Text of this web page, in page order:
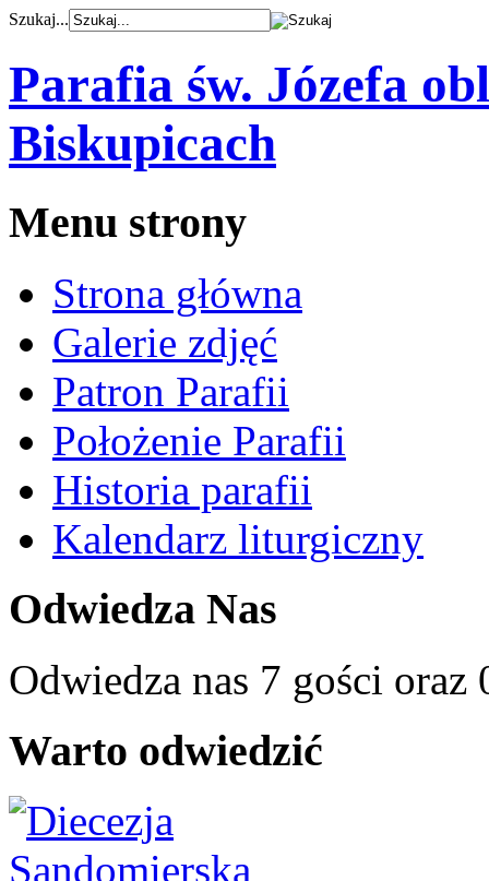
Szukaj...
Parafia św. Józefa
Biskupicach
Menu strony
Strona główna
Galerie zdjęć
Patron Parafii
Położenie Parafii
Historia parafii
Kalendarz liturgiczny
Odwiedza Nas
Odwiedza nas 7 gości
Warto odwiedzić